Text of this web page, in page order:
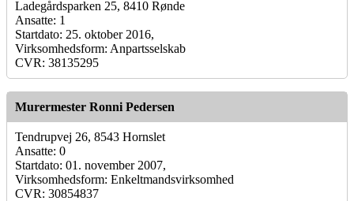
Ladegårdsparken 25, 8410 Rønde
Ansatte: 1
Startdato: 25. oktober 2016,
Virksomhedsform: Anpartsselskab
CVR: 38135295
Murermester Ronni Pedersen
Tendrupvej 26, 8543 Hornslet
Ansatte: 0
Startdato: 01. november 2007,
Virksomhedsform: Enkeltmandsvirksomhed
CVR: 30854837